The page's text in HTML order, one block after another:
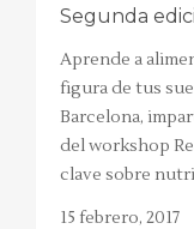
Segunda
Aprende a
figura de tus
Barcelona,
del workshop
clave sobre
15 febrero, 2017